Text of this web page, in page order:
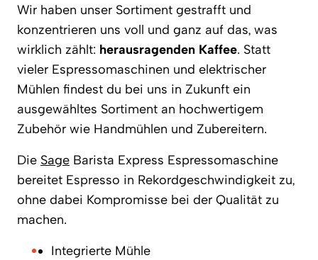
Wir haben unser Sortiment gestrafft und
konzentrieren uns voll und ganz auf das, was
wirklich zählt: herausragenden Kaffee. Statt
vieler Espressomaschinen und elektrischer
Mühlen findest du bei uns in Zukunft ein
ausgewähltes Sortiment an hochwertigem
Zubehör wie Handmühlen und Zubereitern.
Die Sage Barista Express Espressomaschine
bereitet Espresso in Rekordgeschwindigkeit zu,
ohne dabei Kompromisse bei der Qualität zu
machen.
Integrierte Mühle